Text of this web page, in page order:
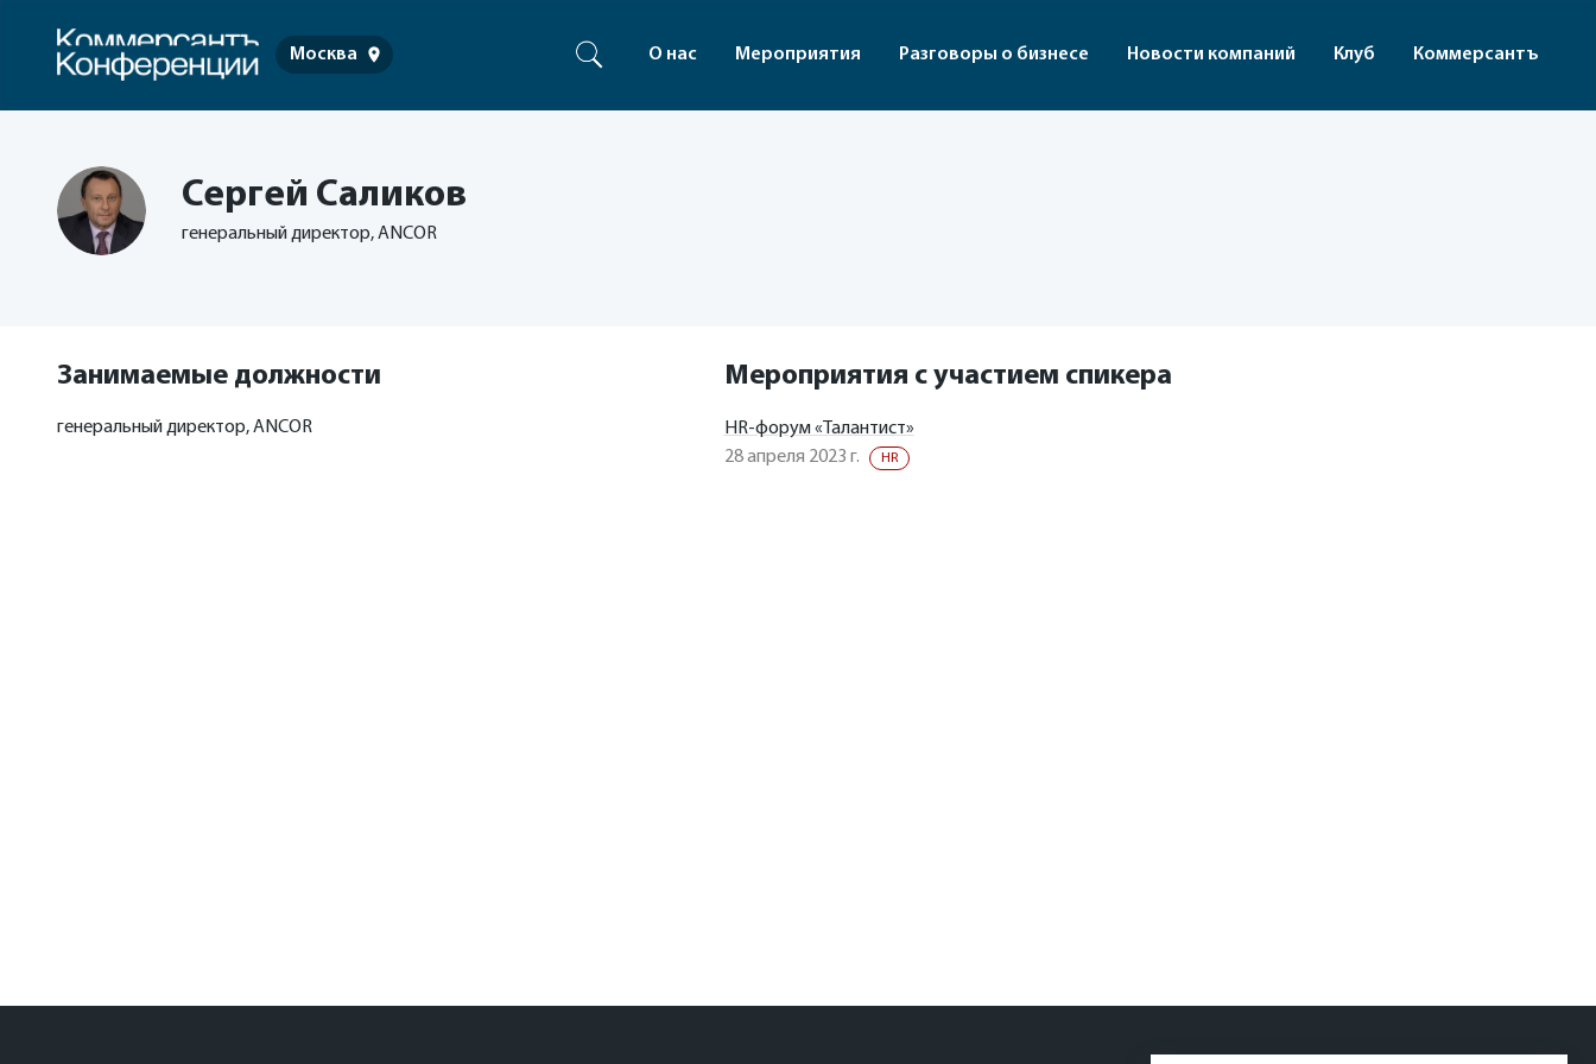
Москва О нас Мероприятия Разговоры о бизнесе Новости компаний Клуб Коммерсантъ
Сергей Саликов
генеральный директор, ANCOR
Занимаемые должности
генеральный директор, ANCOR
Мероприятия с участием спикера
HR-форум «Талантист»
28 апреля 2023 г.
HR